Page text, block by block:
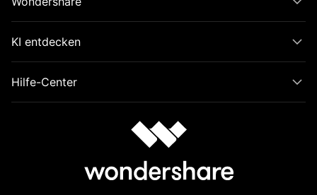
KI entdecken
Hilfe-Center